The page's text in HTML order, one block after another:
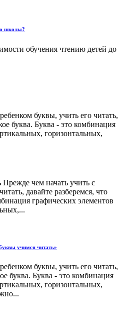
школы?
обучения чтению детей до
буквы, учить его читать,
буква. Буква - это комбинация
горизонтальных,
чем начать учить с
давайте разберемся, что
графических элементов
учимся читать»
буквы, учить его читать,
буква. Буква - это комбинация
горизонтальных,